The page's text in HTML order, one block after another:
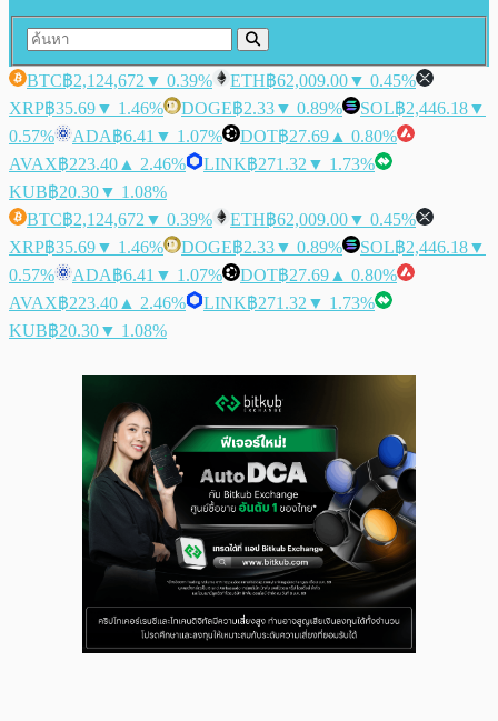
BTC฿2,124,672 ▼ 0.39% ETH฿62,009.00▼ 0.45%
XRP฿35.69▼ 1.46% DOGE฿2.33▼ 0.89% SOL฿2,446.18▼
0.57%
ADA฿6.41 ▼ 1.07% DOT฿27.69 ▲ 0.80%
AVAX฿223.40 ▲ 2.46% LINK฿271.32 ▼ 1.73%
KUB฿20.30▼ 1.08%
BTC฿2,124,672 ▼ 0.39% ETH฿62,009.00▼ 0.45%
XRP฿35.69▼ 1.46% DOGE฿2.33▼ 0.89% SOL฿2,446.18▼
0.57%
ADA฿6.41 ▼ 1.07% DOT฿27.69 ▲ 0.80%
AVAX฿223.40 ▲ 2.46% LINK฿271.32 ▼ 1.73%
KUB฿20.30▼ 1.08%